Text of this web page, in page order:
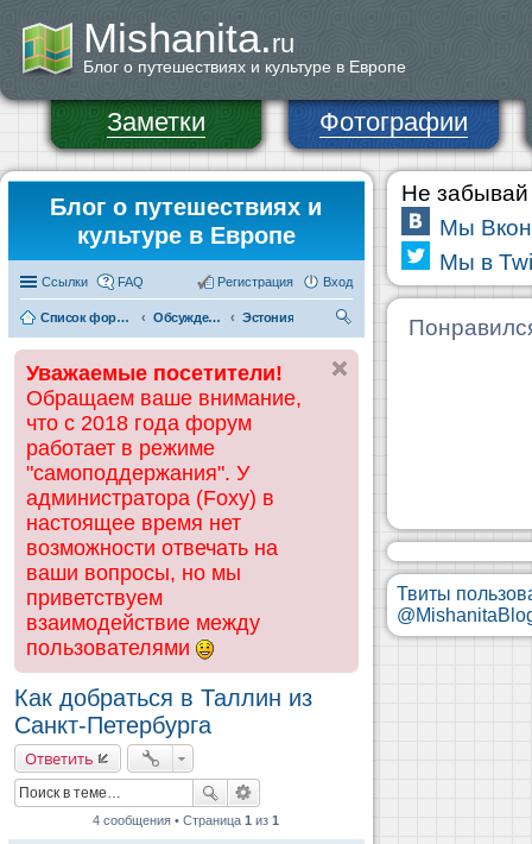
Mishanita.ru
Блог о путешествиях и культуре в Европе
Заметки Фотографии
Блог о путешествиях и
культуре в Европе
Ссылки FAQ Вход
Регистрация
Список форумов Обсуждения и информация по странам Эстония
ск
Уважаемые посетители!
Обращаем ваше внимание,
что с 2018 года форум
работает в режиме
"самоподдержания". У
администратора (Foxy) в
настоящее время нет
возможности отвечать на
ваши вопросы, но мы
приветствуем
взаимодействие между
пользователями
Как добраться в Таллин из
Санкт-Петербурга
Ответить
4 сообщения • Страница1 из1
Не забывай
Мы
Мы в
Твиты